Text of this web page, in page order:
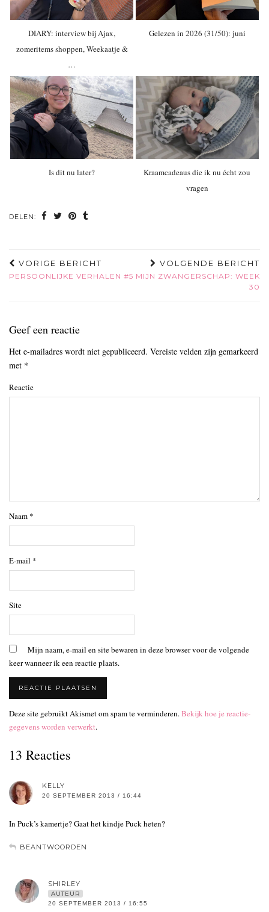
DIARY: interview bij Ajax,
zomeritems shoppen, Weekaatje &
…
Gelezen in 2026 (31/50): juni
Is dit nu later?
Kraamcadeaus die ik nu écht zou
vragen
DELEN:
VORIGE BERICHT
PERSOONLIJKE VERHALEN #5
VOLGENDE BERICHT
MIJN ZWANGERSCHAP: WEEK
30
Geef een reactie
Het e-mailadres wordt niet gepubliceerd. Vereiste velden zijn gemarkeerd
met *
Reactie
Naam *
E-mail *
Site
Mijn naam, e-mail en site bewaren in deze browser voor de volgende
keer wanneer ik een reactie plaats.
Deze site gebruikt Akismet om spam te verminderen.Bekijk hoe je reactie-
gegevens worden verwerkt.
13 Reacties
KELLY
20 SEPTEMBER 2013 / 16:44
In Puck’s kamertje? Gaat het kindje Puck heten?
BEANTWOORDEN
SHIRLEY
AUTEUR
20 SEPTEMBER 2013 / 16:55